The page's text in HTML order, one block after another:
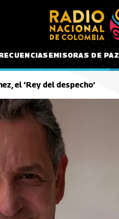
EMISORAS DE PAZ
el ‘Rey del despecho’